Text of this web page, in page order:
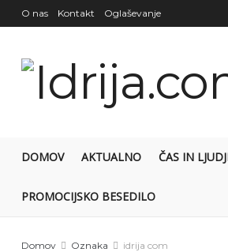
O nas Kontakt Oglaševanje
DOMOV AKTUALNO ČAS IN
PROMOCIJSKO BESEDILO
Domov Oznaka idrija com